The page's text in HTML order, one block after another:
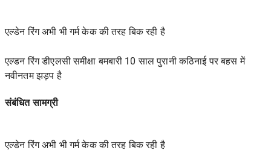
एल्डेन रिंग अभी भी गर्म केक की तरह बिक रही है
एल्डन रिंग डीएलसी समीक्षा बमबारी 10 साल पुरानी कठिनाई पर बहस में
नवीनतम झड़प है
संबंधित सामग्री
एल्डेन रिंग अभी भी गर्म केक की तरह बिक रही है